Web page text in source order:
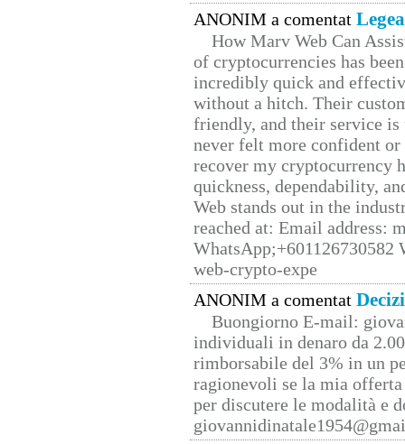
ANONIM a comentat
How Marv Web Can
of cryptocurrencies has
incredibly quick and
without a hitch. Their
friendly, and their service
never felt more confident
recover my cryptocurrency
quickness, dependability,
Web stands out in the
reached at: Email address:
web-crypto-expe
ANONIM a comentat
Buongiorno E-mail:
individuali in denaro da
rimborsabile del 3% in un
ragionevoli se la mia
per discutere le modalità e